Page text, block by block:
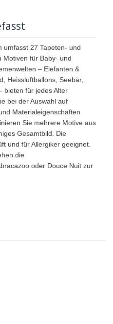
umfasst 27 Tapeten- und
Motiven für Baby- und
– Elefanten &
Heissluftballons, Seebär,
bieten für jedes Alter
bei der Auswahl auf
Materialeigenschaften
Sie mehrere Motive aus
Gesamtbild. Die
und für Allergiker geeignet.
die
oder Douce Nuit zur